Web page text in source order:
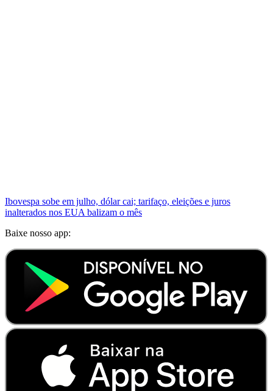
Ibovespa sobe em julho, dólar cai; tarifaço, eleições e juros
inalterados nos EUA balizam o mês
Baixe nosso app: